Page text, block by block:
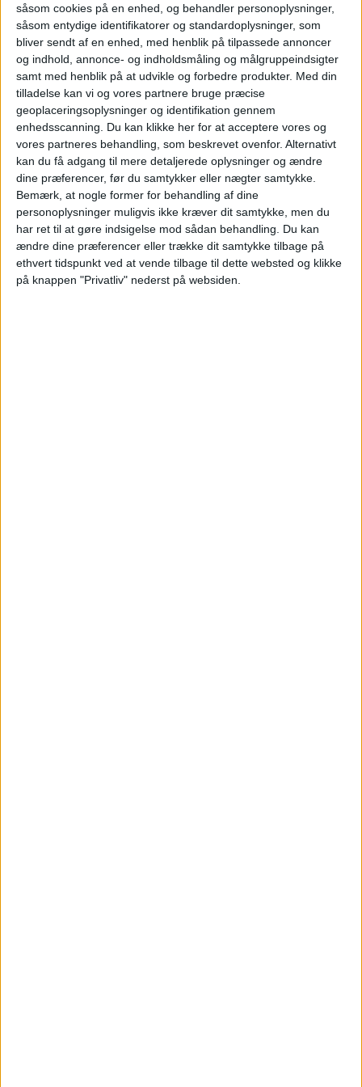
såsom cookies på en enhed, og behandler personoplysninger,
såsom entydige identifikatorer og standardoplysninger, som
bliver sendt af en enhed, med henblik på tilpassede annoncer
og indhold, annonce- og indholdsmåling og målgruppeindsigter
samt med henblik på at udvikle og forbedre produkter. Med din
tilladelse kan vi og vores partnere bruge præcise
geoplaceringsoplysninger og identifikation gennem
enhedsscanning. Du kan klikke her for at acceptere vores og
vores partneres behandling, som beskrevet ovenfor. Alternativt
kan du få adgang til mere detaljerede oplysninger og ændre
dine præferencer, før du samtykker eller nægter samtykke.
Bemærk, at nogle former for behandling af dine
personoplysninger muligvis ikke kræver dit samtykke, men du
har ret til at gøre indsigelse mod sådan behandling.
Du kan
ændre dine præferencer eller trække dit samtykke tilbage på
ethvert tidspunkt ved at vende tilbage til dette websted og klikke
på knappen "Privatliv" nederst på websiden.
stigende grad efter store naturoplevelser, og
rejsesøgemaskinen guider her til 6 steder, hvor
dag bliver til nat.
Atlanta er stadig verdens
travleste lufthavn
Norwegian kritiserer køerne på
Kastrup - kan flytte trafik til
Billund